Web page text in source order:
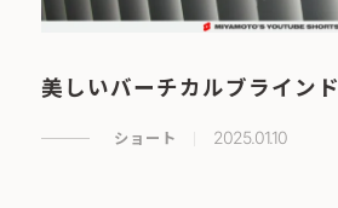
美しいバーチカルブラインド
ショート 2025.01.10